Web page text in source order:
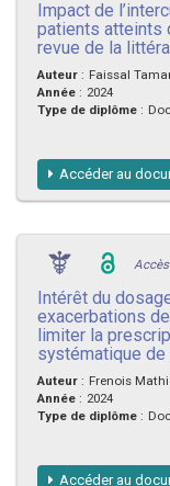
Impact de
patients atteints
revue de la
Auteur : Faissal
Année : 2024
Type de diplôme :
Accéder au
Intérêt du
exacerbations
limiter la
systématique de
Auteur : Frenois
Année : 2024
Type de diplôme :
Accéder au